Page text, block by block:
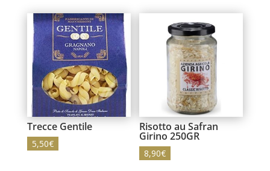
Trecce Gentile
5,50€
Risotto au Safran
Girino 250GR
8,90€